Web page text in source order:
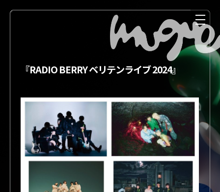
NEWS MEDIA
『RADIO BERRY ベリテンライブ 2024』